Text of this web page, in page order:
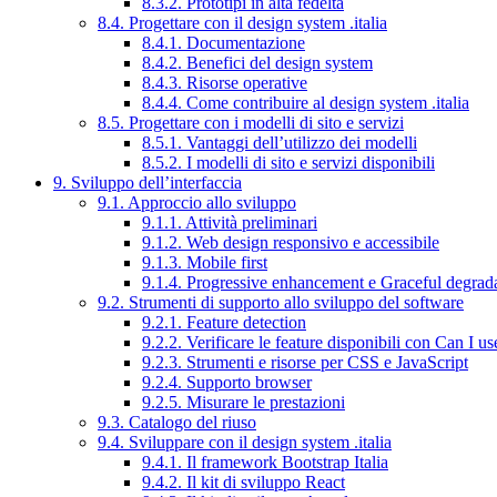
8.4. Progettare con il design system .italia
8.4.1. Documentazione
8.4.2. Benefici del design system
8.4.3. Risorse operative
8.4.4. Come contribuire al design system .italia
8.5. Progettare con i modelli di sito e servizi
8.5.1. Vantaggi dell’utilizzo dei modelli
8.5.2. I modelli di sito e servizi disponibili
9. Sviluppo dell’interfaccia
9.1. Approccio allo sviluppo
9.1.1. Attività preliminari
9.1.2. Web design responsivo e accessibile
9.1.3. Mobile first
9.1.4. Progressive enhancement e Graceful
9.2. Strumenti di supporto allo sviluppo del software
9.2.1. Feature detection
9.2.2. Verificare le feature disponibili con Can I
9.2.3. Strumenti e risorse per CSS e JavaScript
9.2.4. Supporto browser
9.2.5. Misurare le prestazioni
9.3. Catalogo del riuso
9.4. Sviluppare con il design system .italia
9.4.1. Il framework Bootstrap Italia
9.4.2. Il kit di sviluppo React